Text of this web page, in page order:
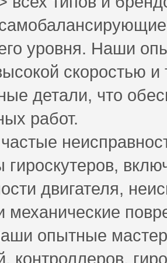
уровня. Наши
скоростью и
детали, что
работ.
гироскутеров,
двигателя,
механические
опытные
контроллеров,